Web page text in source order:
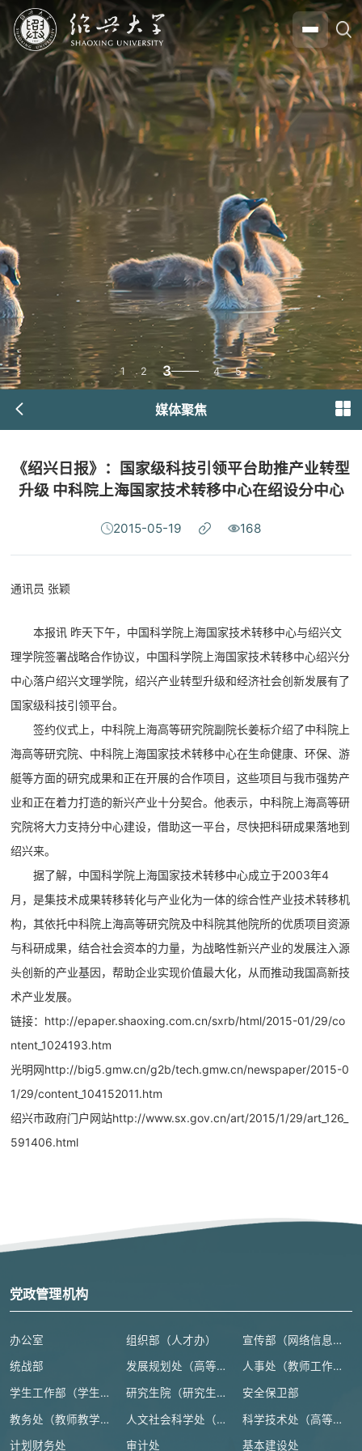
1 2 3 4 5
媒体聚焦
《绍兴日报》：国家级科技引领平台助推产业转型
升级 中科院上海国家技术转移中心在绍设分中心
2015-05-19 168
通讯员 张颖
本报讯 昨天下午，中国科学院上海国家技术转移中心与绍兴文
理学院签署战略合作协议，中国科学院上海国家技术转移中心绍兴分
中心落户绍兴文理学院，绍兴产业转型升级和经济社会创新发展有了
国家级科技引领平台。
签约仪式上，中科院上海高等研究院副院长姜标介绍了中科院上
海高等研究院、中科院上海国家技术转移中心在生命健康、环保、游
艇等方面的研究成果和正在开展的合作项目，这些项目与我市强势产
业和正在着力打造的新兴产业十分契合。他表示，中科院上海高等研
究院将大力支持分中心建设，借助这一平台，尽快把科研成果落地到
绍兴来。
据了解，中国科学院上海国家技术转移中心成立于2003年4
月，是集技术成果转移转化与产业化为一体的综合性产业技术转移机
构，其依托中科院上海高等研究院及中科院其他院所的优质项目资源
与科研成果，结合社会资本的力量，为战略性新兴产业的发展注入源
头创新的产业基因，帮助企业实现价值最大化，从而推动我国高新技
术产业发展。
链接： http://epaper.shaoxing.com.cn/sxrb/html/2015-01/29/co
ntent_1024193.htm
光明网http://big5.gmw.cn/g2b/tech.gmw.cn/newspaper/2015-0
1/29/content_104152011.htm
绍兴市政府门户网站http://www.sx.gov.cn/art/2015/1/29/art_126_
591406.html
党政管理机构
办公室 组织部（人才办） 宣传部（网络信息安全管理与新闻中心）
统战部 发展规划处（高等教育研究所） 人事处（教师工作部）
学生工作部（学生处、人武部） 研究生院（研究生工作部、学科建设办公室） 安全保卫部
教务处（教师教学发展中心） 人文社会科学处（高等人文研究院） 科学技术处（高等研究院）
计划财务处 审计处 基本建设处